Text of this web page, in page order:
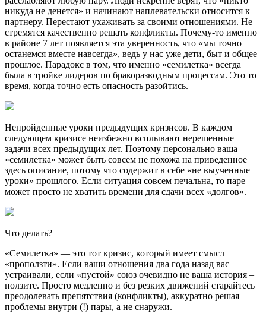
никуда не денется» и начинают наплевательски относится к
партнеру. Перестают ухаживать за своими отношениями. Не
стремятся качественно решать конфликты. Почему-то именно
в районе 7 лет появляется эта уверенность, что «мы точно
останемся вместе навсегда», ведь у нас уже дети, быт и общее
прошлое. Парадокс в том, что именно «семилетка» всегда
была в тройке лидеров по бракоразводным процессам. Это то
время, когда точно есть опасность разойтись.
Непройденные уроки предыдущих кризисов. В каждом
следующем кризисе неизбежно всплывают нерешенные
задачи всех предыдущих лет. Поэтому персонально ваша
«семилетка» может быть совсем не похожа на приведенное
здесь описание, потому что содержит в себе «не выученные
уроки» прошлого. Если ситуация совсем печальна, то паре
может просто не хватить времени для сдачи всех «долгов».
Что делать?
«Семилетка» — это тот кризис, который имеет смысл
«проползти». Если ваши отношения два года назад вас
устраивали, если «пустой» союз очевидно не ваша история –
ползите. Просто медленно и без резких движений старайтесь
преодолевать препятствия (конфликты), аккуратно решая
проблемы внутри (!) пары, а не снаружи.